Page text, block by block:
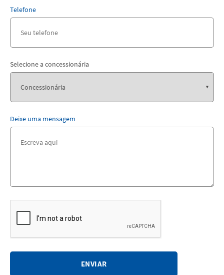
Telefone
Selecione a concessionária
Deixe uma mensagem
ENVIAR